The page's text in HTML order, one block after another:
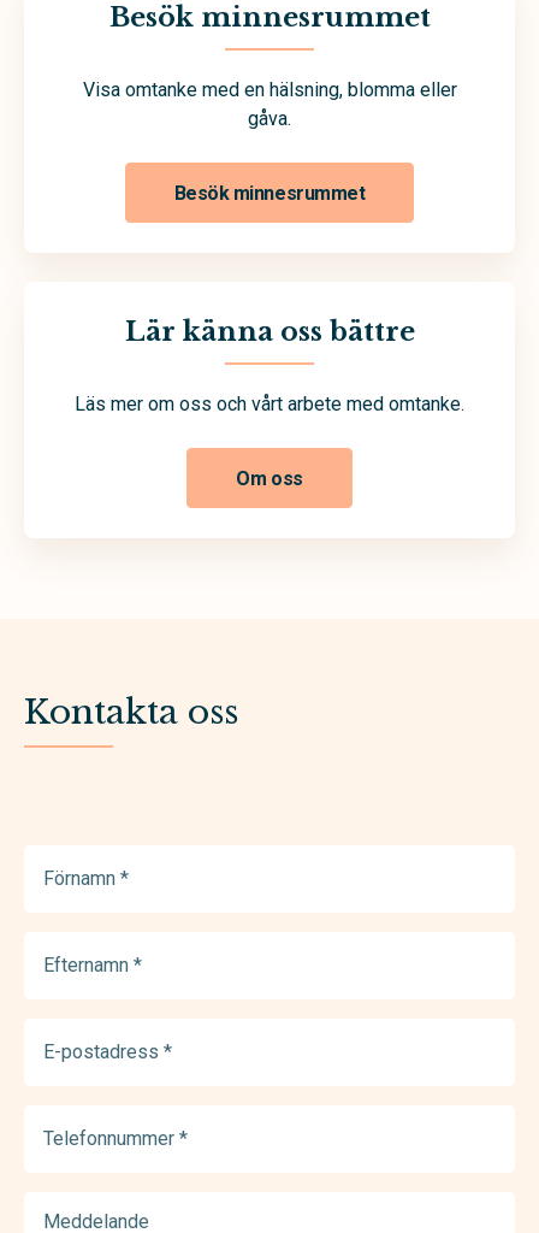
Besök minnesrummet
Visa omtanke med en hälsning, blomma eller
gåva.
Besök minnesrummet
Lär känna oss bättre
Läs mer om oss och vårt arbete med omtanke.
Om oss
Kontakta oss
(Required)
(Required)
postadress
(Required)